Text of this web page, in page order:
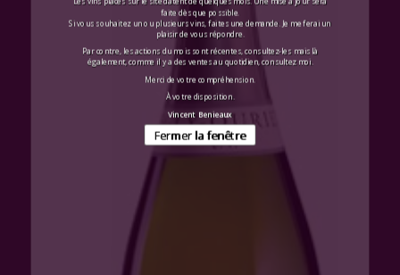
faite dès que possible.
Si vous souhaitez un ou plusieurs vins, faites une demande. Je me ferai un
plaisir de vous répondre.
Par contre, les actions du mois sont récentes, consultez-les mais là
également, comme il y a des ventes au quotidien, consultez moi.
Merci de votre compréhension.
À votre disposition.
Vincent Benieaux
Fermer la fenêtre